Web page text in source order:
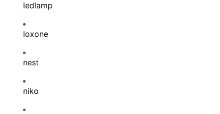
ledlamp
loxone
nest
niko